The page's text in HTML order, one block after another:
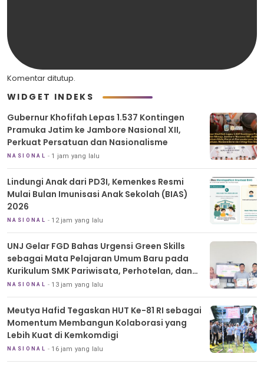
Komentar ditutup.
WIDGET INDEKS
Gubernur Khofifah Lepas 1.537 Kontingen
Pramuka Jatim ke Jambore Nasional XII,
Perkuat Persatuan dan Nasionalisme
NASIONAL 1 jam yang lalu
Lindungi Anak dari PD3I, Kemenkes Resmi
Mulai Bulan Imunisasi Anak Sekolah (BIAS)
2026
NASIONAL 12 jam yang lalu
UNJ Gelar FGD Bahas Urgensi Green Skills
sebagai Mata Pelajaran Umum Baru pada
Kurikulum SMK Pariwisata, Perhotelan, dan
UPW
NASIONAL 13 jam yang lalu
Meutya Hafid Tegaskan HUT Ke-81 RI sebagai
Momentum Membangun Kolaborasi yang
Lebih Kuat di Kemkomdigi
NASIONAL 16 jam yang lalu